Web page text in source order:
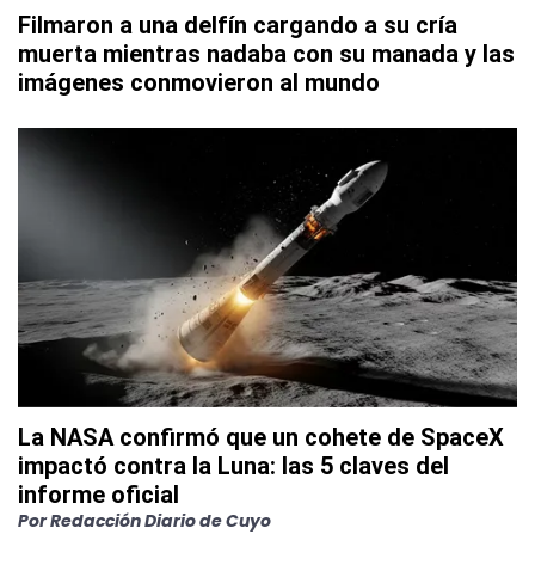
Filmaron a una delfín cargando a su cría
muerta mientras nadaba con su manada y las
imágenes conmovieron al mundo
La NASA confirmó que un cohete de SpaceX
impactó contra la Luna: las 5 claves del
informe oficial
PorRedacción Diario de Cuyo